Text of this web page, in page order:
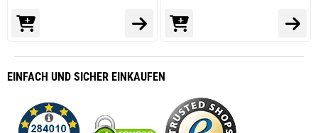
EINFACH UND SICHER EINKAUFEN